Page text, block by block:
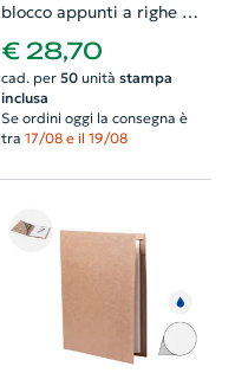
blocco appunti a righe e
power bank integrato da
5000 Mah
€ 28,70
cad. per 50unità stampa
inclusa
Se ordini oggi la consegna è
tra 17/08 e il 19/08